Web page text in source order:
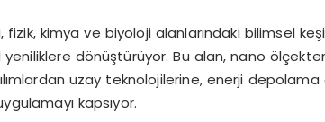
fizik, kimya ve biyoloji alanlarındaki bilimsel
dönüştürüyor. Bu alan, nano
uzay teknolojilerine, enerji
kapsıyor.